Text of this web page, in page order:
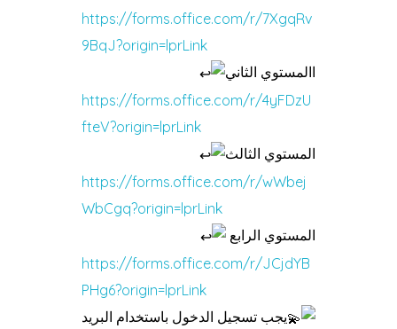
https://forms.office.com/r/7XgqRv
9BqJ?origin=lprLink
االمستوي الثاني
https://forms.office.com/r/4yFDzU
fteV?origin=lprLink
المستوي الثالث
https://forms.office.com/r/wWbej
WbCgq?origin=lprLink
المستوي الرابع
https://forms.office.com/r/JCjdYB
PHg6?origin=lprLink
يجب تسجيل الدخول باستخدام البريد